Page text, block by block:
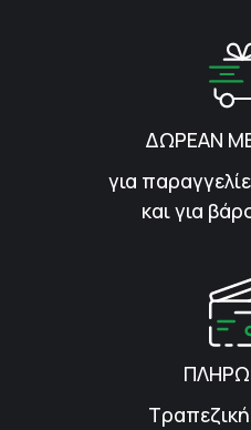
ΔΩΡΕΑΝ
για
και για